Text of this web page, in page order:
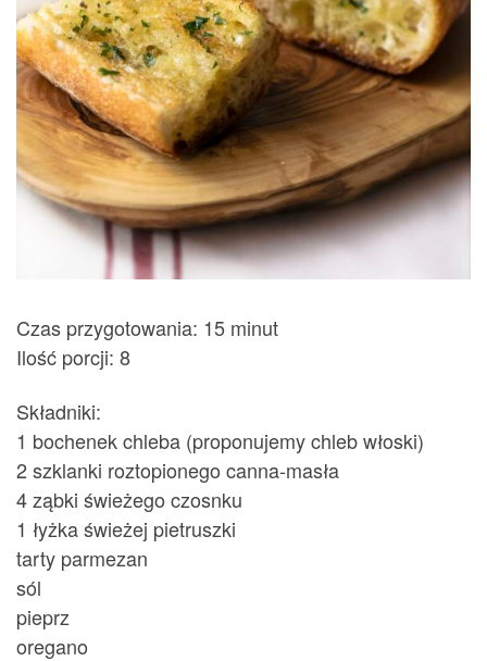
Czas przygotowania: 15 minut
Ilość porcji: 8
Składniki:
1 bochenek chleba (proponujemy chleb włoski)
2 szklanki roztopionego canna-masła
4 ząbki świeżego czosnku
1 łyżka świeżej pietruszki
tarty parmezan
sól
pieprz
oregano